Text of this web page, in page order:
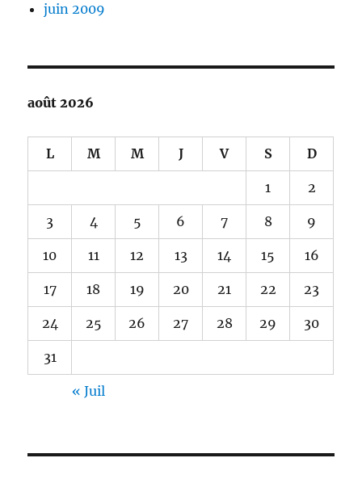
juin 2009
août 2026
L M M J V S D
1 2
3 4 5 6 7 8 9
10 11 12 13 14 15 16
17 18 19 20 21 22 23
24 25 26 27 28 29 30
31
« Juil